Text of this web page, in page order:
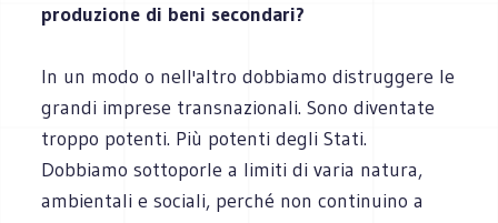
produzione di beni secondari?
In un modo o nell'altro dobbiamo distruggere le
grandi imprese transnazionali. Sono diventate
troppo potenti. Più potenti degli Stati.
Dobbiamo sottoporle a limiti di varia natura,
ambientali e sociali, perché non continuino a